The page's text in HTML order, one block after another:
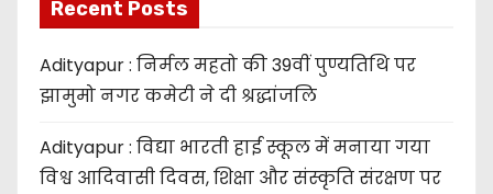
Recent Posts
Adityapur : निर्मल महतो की 39वीं पुण्यतिथि पर
झामुमो नगर कमेटी ने दी श्रद्धांजलि
Adityapur : विद्या भारती हाई स्कूल में मनाया गया
विश्व आदिवासी दिवस, शिक्षा और संस्कृति संरक्षण पर